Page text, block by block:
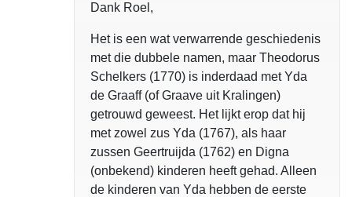
Dank Roel,
Het is een wat verwarrende geschiedenis
met die dubbele namen, maar Theodorus
Schelkers (1770) is inderdaad met Yda
de Graaff (of Graave uit Kralingen)
getrouwd geweest. Het lijkt erop dat hij
met zowel zus Yda (1767), als haar
zussen Geertruijda (1762) en Digna
(onbekend) kinderen heeft gehad. Alleen
de kinderen van Yda hebben de eerste